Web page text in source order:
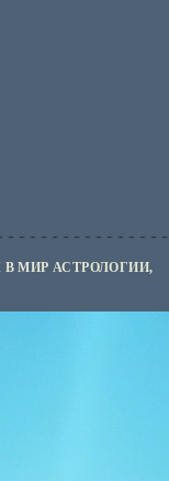
В МИР АСТРОЛОГИИ,